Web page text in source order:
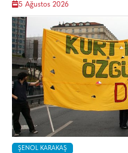
5 Ağustos 2026
ŞENOL KARAKAŞ